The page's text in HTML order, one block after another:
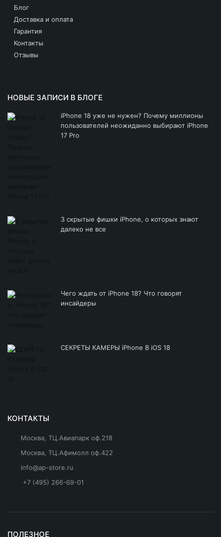
Блог
Доставка и оплата
Гарантия
Контакты
Отзывы
НОВЫЕ ЗАПИСИ В БЛОГЕ
iPhone 18 уже не нужен? Почему миллионы
пользователей неожиданно выбирают iPhone
17 Pro
3 скрытые фишки iPhone, о которых знают
далеко не все
Чего ждать от iPhone 18? Что говорят
инсайдеры
СЕКРЕТЫ КАМЕРЫ iPhone В iOS 18
КОНТАКТЫ
Москва, ТЦ.Авиапарк оф.218
Москва, ТЦ.Афимолл оф.422
info@ap-store.ru
+7 (495) 266-69-01
ПОЛЕЗНОЕ